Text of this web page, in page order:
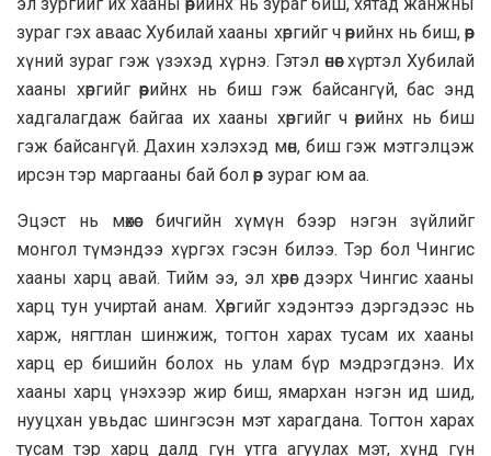
эл зургийг их хааны өөрийнх нь зураг биш, хятад жанжны
зураг гэх аваас Хубилай хааны хөргийг ч өөрийнх нь биш, өөр
хүний зураг гэж үзэхэд хүрнэ. Гэтэл өнөөг хүртэл Хубилай
хааны хөргийг өөрийнх нь биш гэж байсангүй, бас энд
хадгалагдаж байгаа их хааны хөргийг ч өөрийнх нь биш
гэж байсангүй. Дахин хэлэхэд мөн, биш гэж мэтгэлцэж
ирсэн тэр маргааны бай бол өөр зураг юм аа.
Эцэст нь мөхөс бичгийн хүмүн бээр нэгэн зүйлийг
монгол түмэндээ хүргэх гэсэн билээ. Тэр бол Чингис
хааны харц авай. Тийм ээ, эл хөрөг дээрх Чингис хааны
харц тун учиртай анам. Хөргийг хэдэнтээ дэргэдээс нь
харж, нягтлан шинжиж, тогтон харах тусам их хааны
харц ер бишийн болох нь улам бүр мэдрэгдэнэ. Их
хааны харц үнэхээр жир биш, ямархан нэгэн ид шид,
нууцхан увьдас шингэсэн мэт харагдана. Тогтон харах
тусам тэр харц далд гүн утга агуулах мэт, хүнд гүн